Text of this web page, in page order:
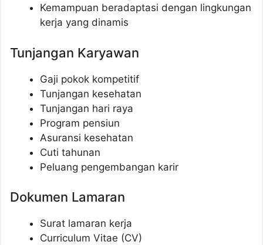
Kemampuan beradaptasi dengan lingkungan
kerja yang dinamis
Tunjangan Karyawan
Gaji pokok kompetitif
Tunjangan kesehatan
Tunjangan hari raya
Program pensiun
Asuransi kesehatan
Cuti tahunan
Peluang pengembangan karir
Dokumen Lamaran
Surat lamaran kerja
Curriculum Vitae (CV)